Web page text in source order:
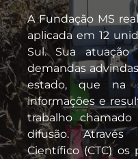
A Fundação MS
aplicada em 12
Sul. Sua
demandas
estado, que na
informações e
trabalho
difusão. Através
Científico (CTC) os